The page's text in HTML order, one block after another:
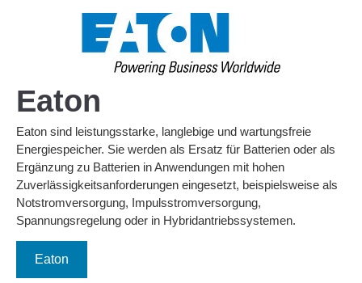
Eaton
Eaton sind leistungsstarke, langlebige und wartungsfreie
Energiespeicher. Sie werden als Ersatz für Batterien oder als
Ergänzung zu Batterien in Anwendungen mit hohen
Zuverlässigkeitsanforderungen eingesetzt, beispielsweise als
Notstromversorgung, Impulsstromversorgung,
Spannungsregelung oder in Hybridantriebssystemen.
Eaton